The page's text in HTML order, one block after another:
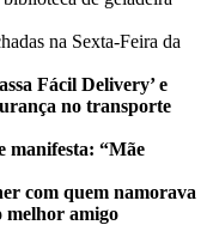
na Sexta-Feira da
Fácil Delivery’ e
no transporte
manifesta: “Mãe
com quem namorava
melhor amigo